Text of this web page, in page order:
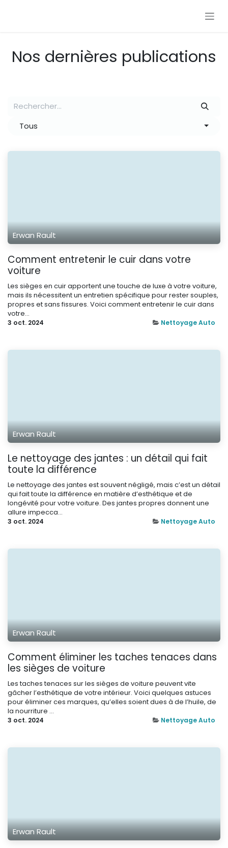
Nos dernières publications
Tous
Erwan Rault
Comment entretenir le cuir dans votre
voiture
Les sièges en cuir apportent une touche de luxe à votre voiture,
mais ils nécessitent un entretien spécifique pour rester souples,
propres et sans fissures. Voici comment entretenir le cuir dans
votre...
3 oct. 2024 Nettoyage Auto
Erwan Rault
Le nettoyage des jantes : un détail qui fait
toute la différence
Le nettoyage des jantes est souvent négligé, mais c’est un détail
qui fait toute la différence en matière d’esthétique et de
longévité pour votre voiture. Des jantes propres donnent une
allure impecca...
3 oct. 2024 Nettoyage Auto
Erwan Rault
Comment éliminer les taches tenaces dans
les sièges de voiture
Les taches tenaces sur les sièges de voiture peuvent vite
gâcher l’esthétique de votre intérieur. Voici quelques astuces
pour éliminer ces marques, qu’elles soient dues à de l’huile, de
la nourriture ...
3 oct. 2024 Nettoyage Auto
Erwan Rault